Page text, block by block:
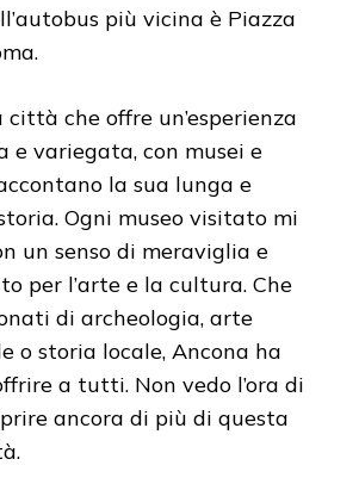
più vicina è Piazza
che offre un’esperienza
e variegata, con musei e
la sua lunga e
Ogni museo visitato mi
un senso di meraviglia e
per l’arte e la cultura. Che
di archeologia, arte
o storia locale, Ancona ha
a tutti. Non vedo l’ora di
ancora di più di questa